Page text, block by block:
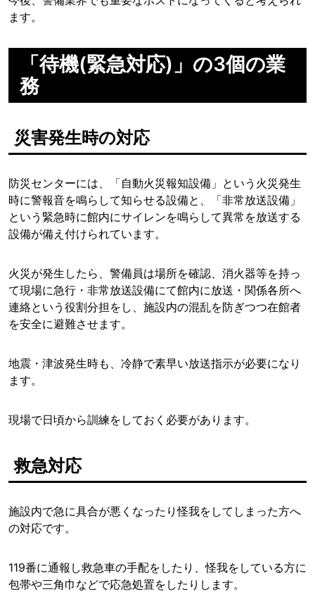
ます。
「待機(緊急対応)」の3個の業
務
災害発生時の対応
防災センターには、「自動火災報知設備」という火災発生
時に警報音を鳴らして知らせる設備と、「非常放送設備」
という緊急時に館内にサイレンを鳴らして異常を放送する
設備が備え付けられています。
火災が発生したら、警備員は場所を確認、消火器等を持っ
て現場に急行・非常放送設備にて館内に放送・関係各所へ
連絡という役割分担をし、施設内の混乱を防ぎつつ在館者
を安全に避難させます。
地震・津波発生時も、冷静で素早い放送指示が必要になり
ます。
現場で日頃から訓練をしておく必要があります。
救急対応
施設内で急に具合が悪くなったり怪我をしてしまった方へ
の対応です。
119番に通報し救急車の手配をしたり、怪我をしている方に
包帯や三角巾などで応急処置をしたりします。